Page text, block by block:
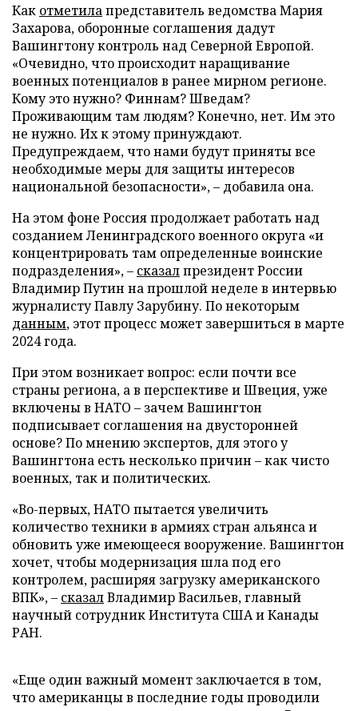
Как отметилапредставитель ведомства Мария
Захарова, оборонные соглашения дадут
Вашингтону контроль над Северной Европой.
«Очевидно, что происходит наращивание
военных потенциалов в ранее мирном регионе.
Кому это нужно? Финнам? Шведам?
Проживающим там людям? Конечно, нет. Им это
не нужно. Их к этому принуждают.
Предупреждаем, что нами будут приняты все
необходимые меры для защиты интересов
национальной безопасности», – добавила она.
На этом фоне Россия продолжает работать над
созданием Ленинградского военного округа «и
концентрировать там определенные воинские
подразделения», – сказалпрезидент России
Владимир Путин на прошлой неделе в интервью
журналисту Павлу Зарубину. По некоторым
данным, этот процесс может завершиться в марте
2024 года.
При этом возникает вопрос: если почти все
страны региона, а в перспективе и Швеция, уже
включены в НАТО – зачем Вашингтон
подписывает соглашения на двусторонней
основе? По мнению экспертов, для этого у
Вашингтона есть несколько причин – как чисто
военных, так и политических.
«Во-первых, НАТО пытается увеличить
количество техники в армиях стран альянса и
обновить уже имеющееся вооружение. Вашингтон
хочет, чтобы модернизация шла под его
контролем, расширяя загрузку американского
ВПК», – сказалВладимир Васильев, главный
научный сотрудник Института США и Канады
РАН.
«Еще один важный момент заключается в том,
что американцы в последние годы проводили